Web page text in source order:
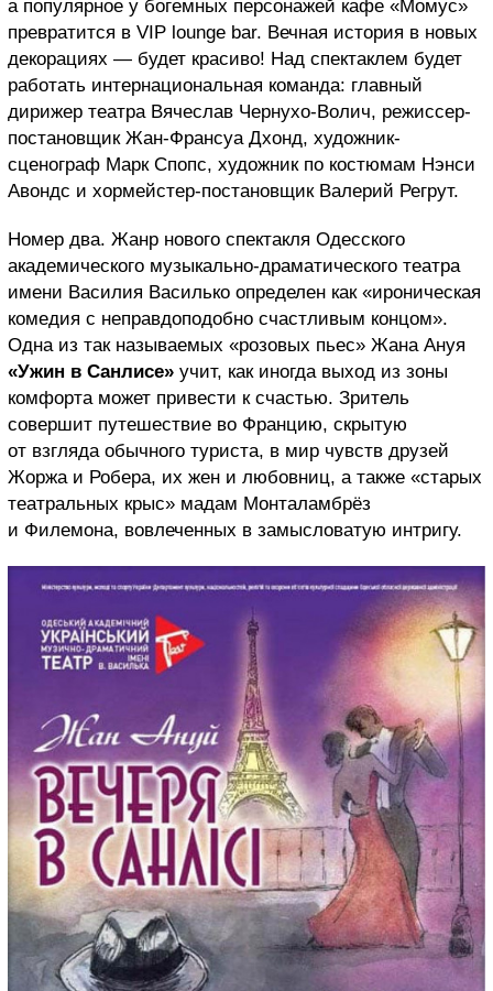
а популярное у богемных персонажей кафе «Момус»
превратится в VIP lounge bar. Вечная история в новых
декорациях — будет красиво! Над спектаклем будет
работать интернациональная команда: главный
дирижер театра Вячеслав Чернухо-Волич, режиссер-
постановщик Жан-Франсуа Дхонд, художник-
сценограф Марк Спопс, художник по костюмам Нэнси
Авондс и хормейстер-постановщик Валерий Регрут.
Номер два. Жанр нового спектакля Одесского
академического музыкально-драматического театра
имени Василия Василько определен как «ироническая
комедия с неправдоподобно счастливым концом».
Одна из так называемых «розовых пьес» Жана Ануя
«Ужин в Санлисе» учит, как иногда выход из зоны
комфорта может привести к счастью. Зритель
совершит путешествие во Францию, скрытую
от взгляда обычного туриста, в мир чувств друзей
Жоржа и Робера, их жен и любовниц, а также «старых
театральных крыс» мадам Монталамбрёз
и Филемона, вовлеченных в замысловатую интригу.